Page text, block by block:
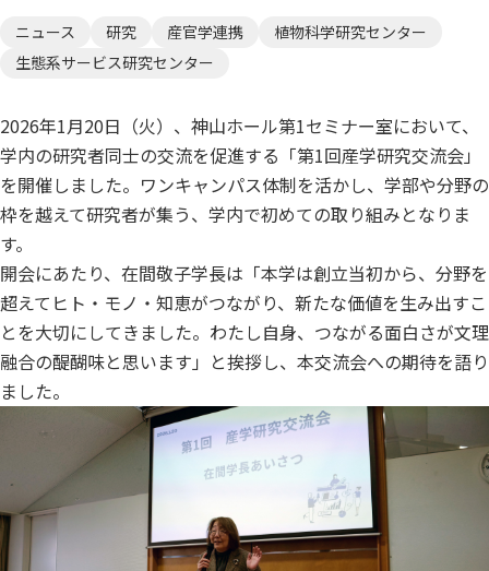
ニュース 研究 産官学連携
植物科学研究センター
生態系サービス研究センター
2026年1月20日（火）、神山ホール第1セミナー室において、
学内の研究者同士の交流を促進する「第1回産学研究交流会」
を開催しました。ワンキャンパス体制を活かし、学部や分野の
枠を越えて研究者が集う、学内で初めての取り組みとなりま
す。
開会にあたり、在間敬子学長は「本学は創立当初から、分野を
超えてヒト・モノ・知恵がつながり、新たな価値を生み出すこ
とを大切にしてきました。わたし自身、つながる面白さが文理
融合の醍醐味と思います」と挨拶し、本交流会への期待を語り
ました。